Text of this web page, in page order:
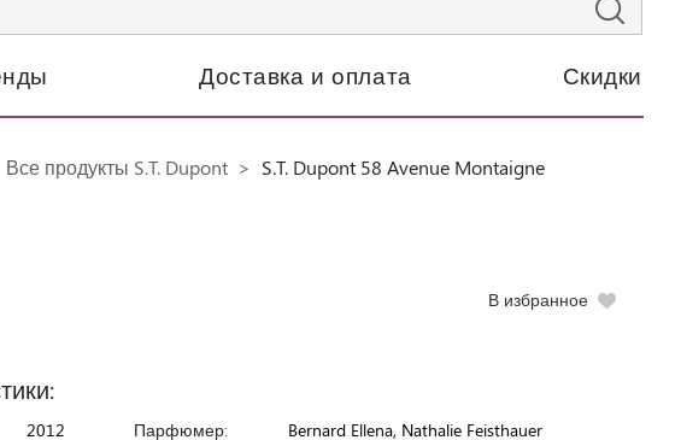
Доставка и оплата Скидки
Все продукты S.T. Dupont S.T. Dupont 58 Avenue Montaigne
В избранное
2012
Парфюмер:
Bernard Ellena, Nathalie Feisthauer